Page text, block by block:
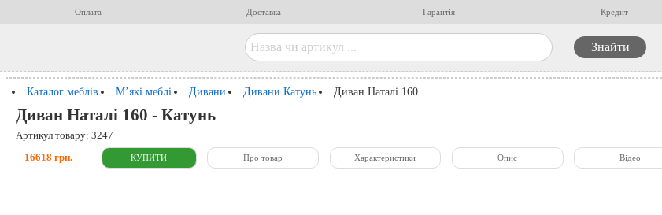
Оплата Доставка Гарантія Кредит
Каталог меблів М’які меблі Дивани Дивани Катунь Диван Наталі 160
Диван Наталі 160 - Катунь
Артикул товару: 3247
16618 грн. Про товар Характеристики Опис Відео